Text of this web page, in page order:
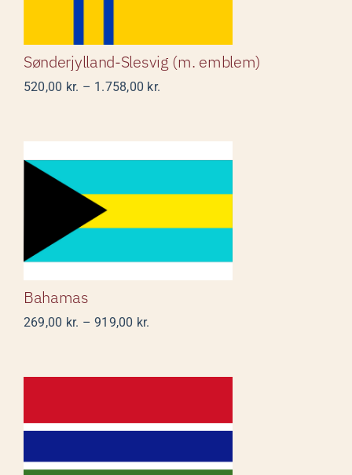
Sønderjylland-Slesvig (m. emblem)
520,00 kr. – 1.758,00 kr.
Bahamas
269,00 kr. – 919,00 kr.